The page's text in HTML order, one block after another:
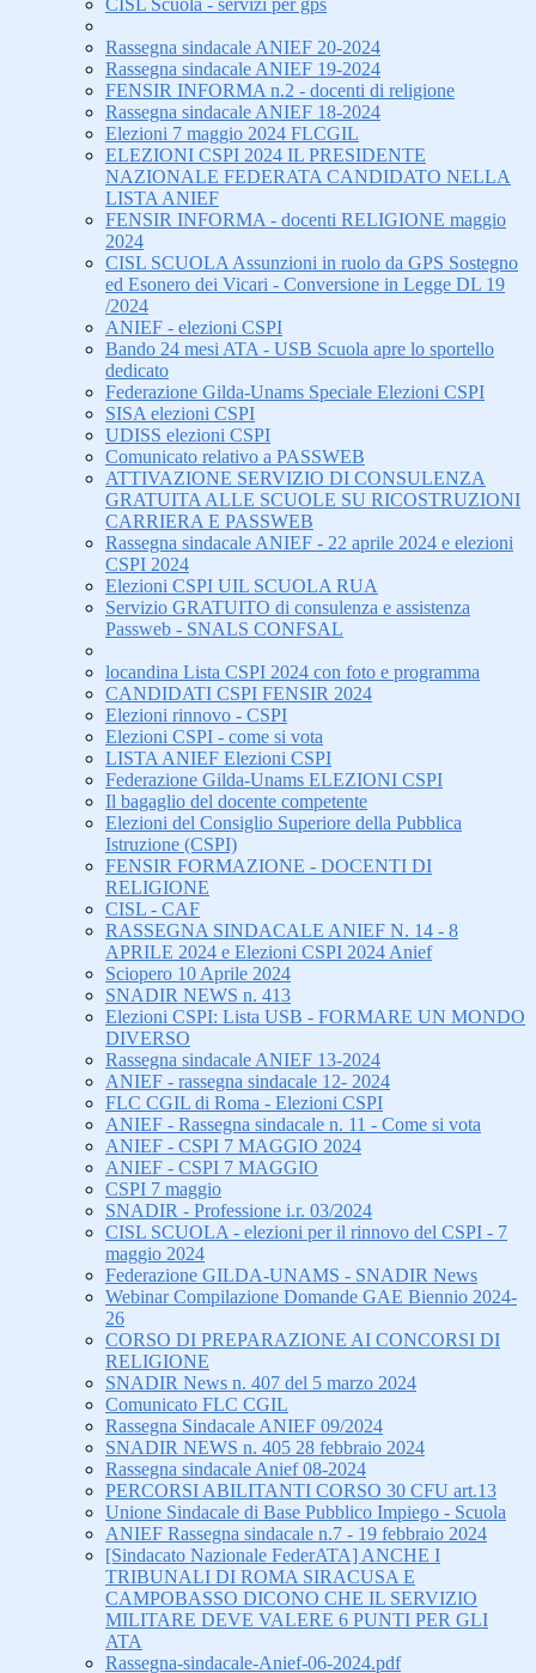
CISL Scuola - servizi per gps
Rassegna sindacale ANIEF 20-2024
Rassegna sindacale ANIEF 19-2024
FENSIR INFORMA n.2 - docenti di religione
Rassegna sindacale ANIEF 18-2024
Elezioni 7 maggio 2024 FLCGIL
ELEZIONI CSPI 2024 IL PRESIDENTE
NAZIONALE FEDERATA CANDIDATO NELLA
LISTA ANIEF
FENSIR INFORMA - docenti RELIGIONE maggio
2024
CISL SCUOLA Assunzioni in ruolo da GPS Sostegno
ed Esonero dei Vicari - Conversione in Legge DL 19
/2024
ANIEF - elezioni CSPI
Bando 24 mesi ATA - USB Scuola apre lo sportello
dedicato
Federazione Gilda-Unams Speciale Elezioni CSPI
SISA elezioni CSPI
UDISS elezioni CSPI
Comunicato relativo a PASSWEB
ATTIVAZIONE SERVIZIO DI CONSULENZA
GRATUITA ALLE SCUOLE SU RICOSTRUZIONI
CARRIERA E PASSWEB
Rassegna sindacale ANIEF - 22 aprile 2024 e elezioni
CSPI 2024
Elezioni CSPI UIL SCUOLA RUA
Servizio GRATUITO di consulenza e assistenza
Passweb - SNALS CONFSAL
locandina Lista CSPI 2024 con foto e programma
CANDIDATI CSPI FENSIR 2024
Elezioni rinnovo - CSPI
Elezioni CSPI - come si vota
LISTA ANIEF Elezioni CSPI
Federazione Gilda-Unams ELEZIONI CSPI
Il bagaglio del docente competente
Elezioni del Consiglio Superiore della Pubblica
Istruzione (CSPI)
FENSIR FORMAZIONE - DOCENTI DI
RELIGIONE
CISL - CAF
RASSEGNA SINDACALE ANIEF N. 14 - 8
APRILE 2024 e Elezioni CSPI 2024 Anief
Sciopero 10 Aprile 2024
SNADIR NEWS n. 413
Elezioni CSPI: Lista USB - FORMARE UN MONDO
DIVERSO
Rassegna sindacale ANIEF 13-2024
ANIEF - rassegna sindacale 12- 2024
FLC CGIL di Roma - Elezioni CSPI
ANIEF - Rassegna sindacale n. 11 - Come si vota
ANIEF - CSPI 7 MAGGIO 2024
ANIEF - CSPI 7 MAGGIO
CSPI 7 maggio
SNADIR - Professione i.r. 03/2024
CISL SCUOLA - elezioni per il rinnovo del CSPI - 7
maggio 2024
Federazione GILDA-UNAMS - SNADIR News
Webinar Compilazione Domande GAE Biennio 2024-
26
CORSO DI PREPARAZIONE AI CONCORSI DI
RELIGIONE
SNADIR News n. 407 del 5 marzo 2024
Comunicato FLC CGIL
Rassegna Sindacale ANIEF 09/2024
SNADIR NEWS n. 405 28 febbraio 2024
Rassegna sindacale Anief 08-2024
PERCORSI ABILITANTI CORSO 30 CFU art.13
Unione Sindacale di Base Pubblico Impiego - Scuola
ANIEF Rassegna sindacale n.7 - 19 febbraio 2024
[Sindacato Nazionale FederATA] ANCHE I
TRIBUNALI DI ROMA SIRACUSA E
CAMPOBASSO DICONO CHE IL SERVIZIO
MILITARE DEVE VALERE 6 PUNTI PER GLI
ATA
Rassegna-sindacale-Anief-06-2024.pdf